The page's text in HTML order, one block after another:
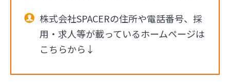
株式会社SPACERの住所や電話番号、採
用・求人等が載っているホームページは
こちらから↓